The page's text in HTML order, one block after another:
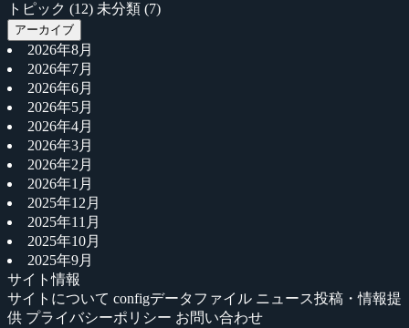
トピック (12) 未分類 (7)
アーカイブ
2026年8月
2026年7月
2026年6月
2026年5月
2026年4月
2026年3月
2026年2月
2026年1月
2025年12月
2025年11月
2025年10月
2025年9月
サイト情報
サイトについて configデータファイル ニュース投稿・情報提
供 プライバシーポリシー お問い合わせ